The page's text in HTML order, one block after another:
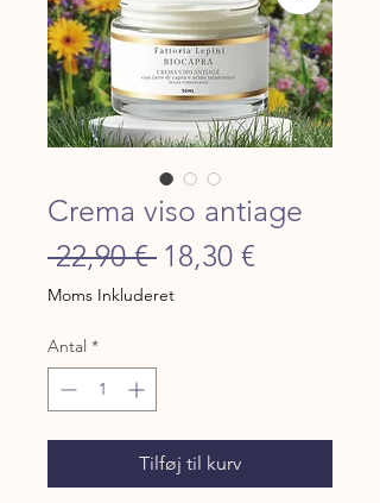
Crema viso antiage
22,90 € Regulær
pris
18,30 €
Moms Inkluderet
Antal *
Tilføj til kurv